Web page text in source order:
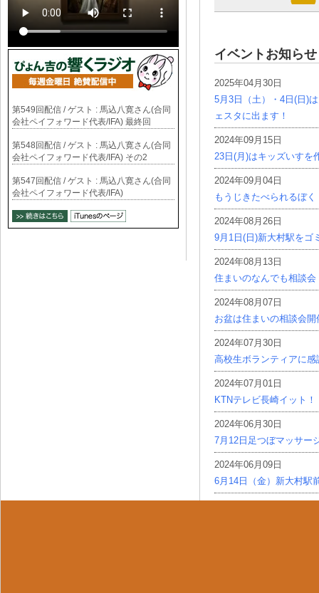
イベントお知らせ
2025年04月30日
5月3日（土）・4日(日)
ェスタに出ます！
2024年09月15日
23日(月)はキッズいすを
2024年09月04日
もうじきたべられるぼく
2024年08月26日
9月1日(日)新大村駅をゴ
2024年08月13日
住まいのなんでも相談会
2024年08月07日
お盆は住まいの相談会開
2024年07月30日
高校生ボランティアに感
2024年07月01日
KTNテレビ長崎イット！
2024年06月30日
7月12日足つぼマッサー
2024年06月09日
6月14日（金）新大村駅
第549回配信 / ゲスト : 馬込八寛さん(合同
会社ペイフォワード代表/IFA) 最終回
第548回配信 / ゲスト : 馬込八寛さん(合同
会社ペイフォワード代表/IFA) その2
第547回配信 / ゲスト : 馬込八寛さん(合同
会社ペイフォワード代表/IFA)